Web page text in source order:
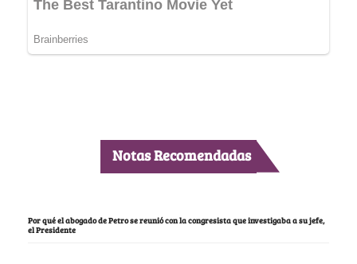
Notas Recomendadas
Por qué el abogado de Petro se reunió con la congresista que investigaba a su jefe,
el Presidente